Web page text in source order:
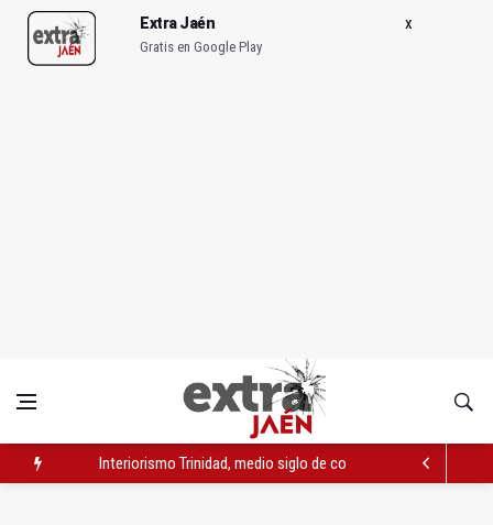
Extra Jaén
Gratis en Google Play
Interiorismo Trinidad, medio siglo de confianza y solidez